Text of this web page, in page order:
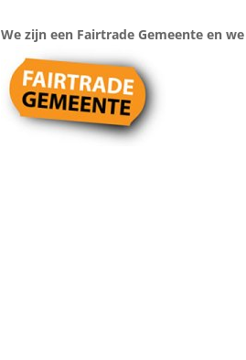
We zijn een Fairtrade Gemeente en